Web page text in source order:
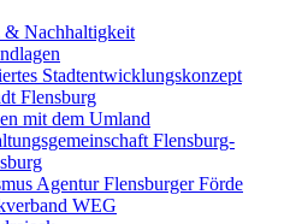
& Nachhaltigkeit
Stadtentwicklungskonzept
Flensburg
mit dem Umland
Flensburg-
Agentur Flensburger Förde
WEG